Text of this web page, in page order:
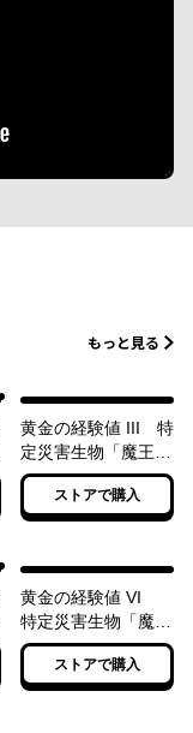
もっと見る
黄金の経験値 III 特
定災害生物「魔王」
迷宮魔改造アップデ
ストアで購入
黄金の経験値 VI
特定災害生物「魔
王」暗躍マグナメル
ストアで購入